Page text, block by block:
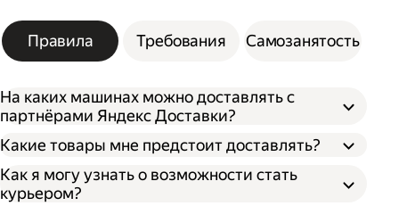
Правила Требования Самозанятость
На каких машинах можно доставлять с
партнёрами Яндекс Доставки?
Какие товары мне предстоит доставлять?
Как я могу узнать о возможности стать
курьером?